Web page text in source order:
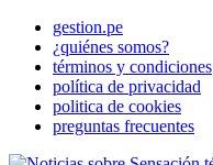
gestion.pe
¿quiénes somos?
términos y condiciones
política de privacidad
politica de cookies
preguntas frecuentes